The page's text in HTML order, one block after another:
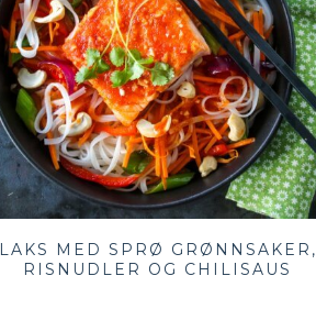
LAKS MED SPRØ GRØNNSAKER,
RISNUDLER OG CHILISAUS